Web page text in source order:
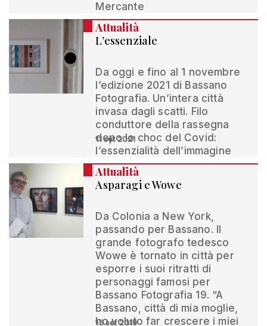
Mercante
Attualità
L’essenziale
Da oggi e fino al 1 novembre
l’edizione 2021 di Bassano
Fotografia. Un’intera città
invasa dagli scatti. Filo
conduttore della rassegna
dopo lo choc del Covid:
l’essenzialità dell’immagine
11 set 2021
Attualità
Asparagi e Wowe
Da Colonia a New York,
passando per Bassano. Il
grande fotografo tedesco
Wowe è tornato in città per
esporre i suoi ritratti di
personaggi famosi per
Bassano Fotografia 19. “A
Bassano, città di mia moglie,
ho voluto far crescere i miei
15 set 2019